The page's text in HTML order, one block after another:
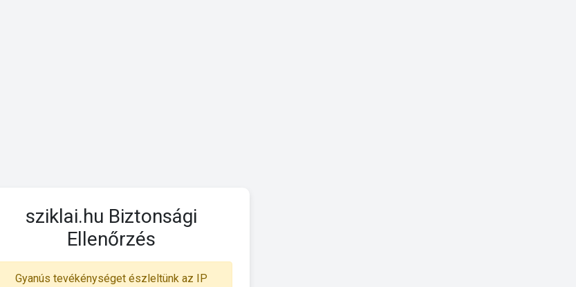
sziklai.hu Biztonsági
Ellenőrzés
Gyanús tevékénységet észleltünk az IP